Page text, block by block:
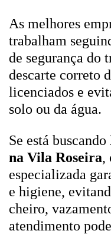
As melhores
trabalham
de segurança do
descarte correto
licenciados e
solo ou da água.
Se está buscando
na Vila Roseira,
especializada
e higiene,
cheiro,
atendimento